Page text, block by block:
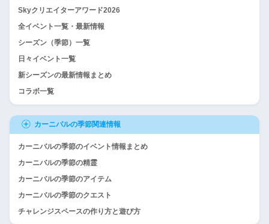
Skyクリエイターアワード2026
全イベント一覧・最新情報
シーズン（季節）一覧
日々イベント一覧
新シーズンの最新情報まとめ
コラボ一覧
カーニバルの季節関連情報
カーニバルの季節のイベント情報まとめ
カーニバルの季節の精霊
カーニバルの季節のアイテム
カーニバルの季節のクエスト
チャレンジスペースの作り方と遊び方